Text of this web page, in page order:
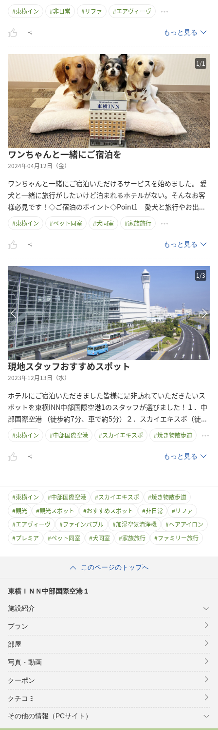
#東横イン #非日常 #リファ #エアヴィーヴ
もっと見る
1 /1
ワンちゃんと一緒にご宿泊を
2024年04月12日（金）
ワンちゃんと一緒にご宿泊いただけるサービスを始めました。 愛
犬と一緒に旅行がしたいけど泊まれるホテルがない。そんなお客
様必見です！◇ご宿泊のポイント◇Point1 愛犬と旅行やお出...
#東横イン #ペット同室 #犬同室 #家族旅行
もっと見る
1 /3
現地スタッフおすすめスポット
2023年12月13日（水）
ホテルにご宿泊いただきました皆様に是非訪れていただきたいス
ポットを東横INN中部国際空港1のスタッフが選びました！１．中
部国際空港 （徒歩約7分、車で約5分）２．スカイエキスポ（徒...
#東横イン #中部国際空港 #スカイエキスポ #焼き物散歩道
もっと見る
#東横イン #中部国際空港 #スカイエキスポ #焼き物散歩道
#観光 #観光スポット #おすすめスポット #非日常 #リファ
#エアヴィーヴ #ファインバブル #加湿空気清浄機 #ヘアアイロン
#プレミア #ペット同室 #犬同室 #家族旅行 #ファミリー旅行
このページのトップへ
東横ＩＮＮ中部国際空港１
施設紹介
プラン
部屋
写真・動画
クーポン
クチコミ
その他の情報（PCサイト）